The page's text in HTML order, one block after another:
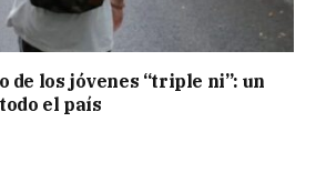
de los jóvenes “triple ni”: un
el país